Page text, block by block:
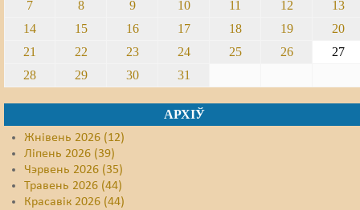
7
8 9 10 11 12
13
14
15 16 17 18 19
20
21
22 23 24 25 26
27
28
29 30 31
АРХІЎ
Жнівень 2026 (12)
Ліпень 2026 (39)
Чэрвень 2026 (35)
Травень 2026 (44)
Красавік 2026 (44)